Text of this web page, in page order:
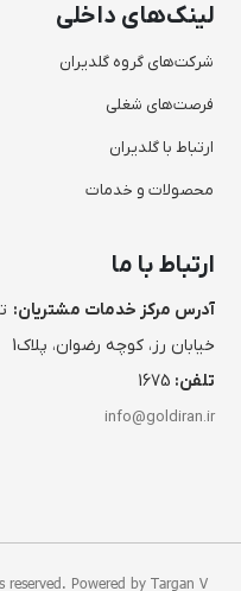
لینک‌های داخلی
شرکت‌های گروه گلدیران
فرصت‌های شغلی
ارتباط با گلدیران
محصولات و خدمات
ارتباط با ما
آدرس مرکز خدمات مشتریان:
خیابان رز، کوچه رضوان، پلاک1
تلفن: 1675
info@goldiran.ir
Powered by Targan V